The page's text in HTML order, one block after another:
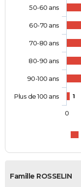
1
50-60 ans
60-70 ans
70-80 ans
80-90 ans
90-100 ans
Plus de 100 ans
0
Famille ROSSELIN